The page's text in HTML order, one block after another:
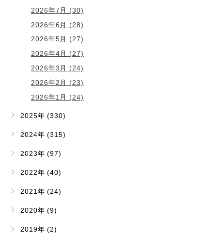
2026年7月 (30)
2026年6月 (28)
2026年5月 (27)
2026年4月 (27)
2026年3月 (24)
2026年2月 (23)
2026年1月 (24)
2025年 (330)
2024年 (315)
2023年 (97)
2022年 (40)
2021年 (24)
2020年 (9)
2019年 (2)